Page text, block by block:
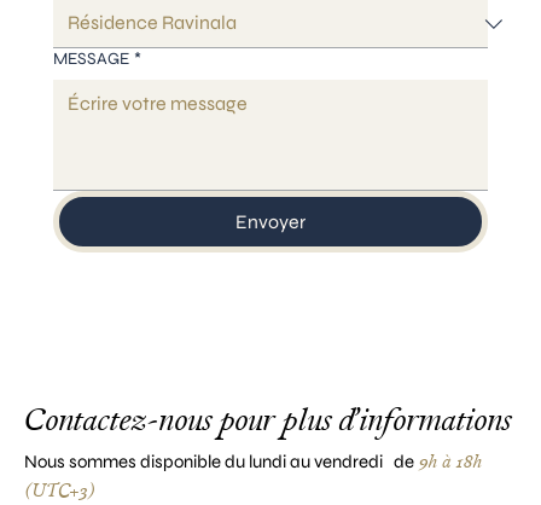
MESSAGE *
Envoyer
Contactez-nous pour plus d’informations
Nous sommes disponible du lundi au vendredi de 9h à 18h
(UTC+3)